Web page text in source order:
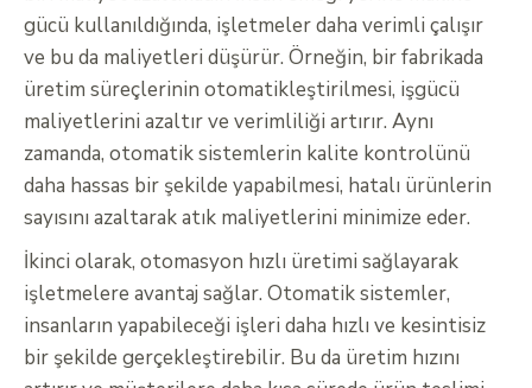
gücü kullanıldığında, işletmeler daha verimli çalışır
ve bu da maliyetleri düşürür. Örneğin, bir fabrikada
üretim süreçlerinin otomatikleştirilmesi, işgücü
maliyetlerini azaltır ve verimliliği artırır. Aynı
zamanda, otomatik sistemlerin kalite kontrolünü
daha hassas bir şekilde yapabilmesi, hatalı ürünlerin
sayısını azaltarak atık maliyetlerini minimize eder.
İkinci olarak, otomasyon hızlı üretimi sağlayarak
işletmelere avantaj sağlar. Otomatik sistemler,
insanların yapabileceği işleri daha hızlı ve kesintisiz
bir şekilde gerçekleştirebilir. Bu da üretim hızını